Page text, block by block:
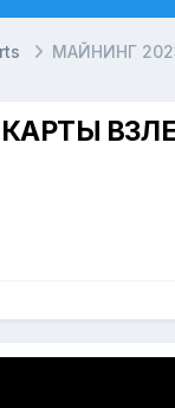
МАЙНИНГ